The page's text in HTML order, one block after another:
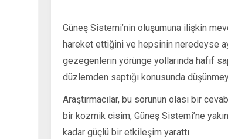
Güneş Sistemi’nin oluşumuna ilişkin
hareket ettiğini ve hepsinin neredeyse
gezegenlerin yörünge yollarında hafif
düzlemden saptığı konusunda
Araştırmacılar, bu sorunun olası bir
bir kozmik cisim, Güneş Sistemi’ne
kadar güçlü bir etkileşim yarattı.